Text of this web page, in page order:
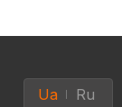
Ua Ru